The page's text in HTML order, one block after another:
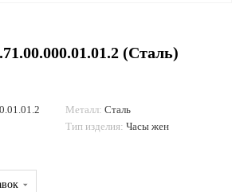
(Сталь)
Металл: Сталь
Тип изделия: Часы жен